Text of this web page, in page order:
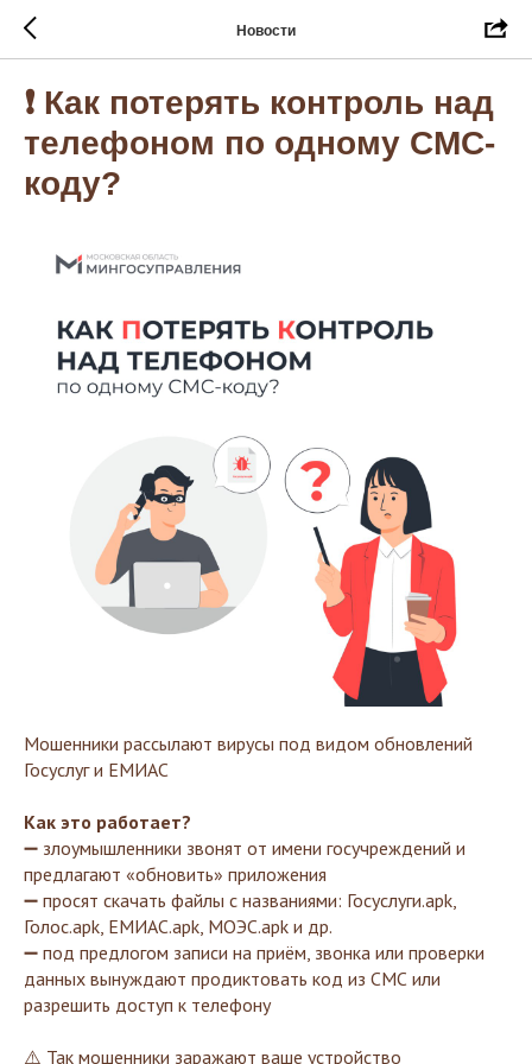
Новости
❗️ Как потерять контроль над
телефоном по одному СМС-
коду?
Мошенники рассылают вирусы под видом обновлений
Госуслуг и ЕМИАС
Как это работает?
➖ злоумышленники звонят от имени госучреждений и
предлагают «обновить» приложения
➖ просят скачать файлы с названиями: Госуслуги.apk,
Голос.apk, ЕМИАС.apk, МОЭС.apk и др.
➖ под предлогом записи на приём, звонка или проверки
данных вынуждают продиктовать код из СМС или
разрешить доступ к телефону
⚠️ Так мошенники заражают ваше устройство